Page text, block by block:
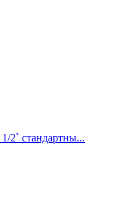
2` стандартны...